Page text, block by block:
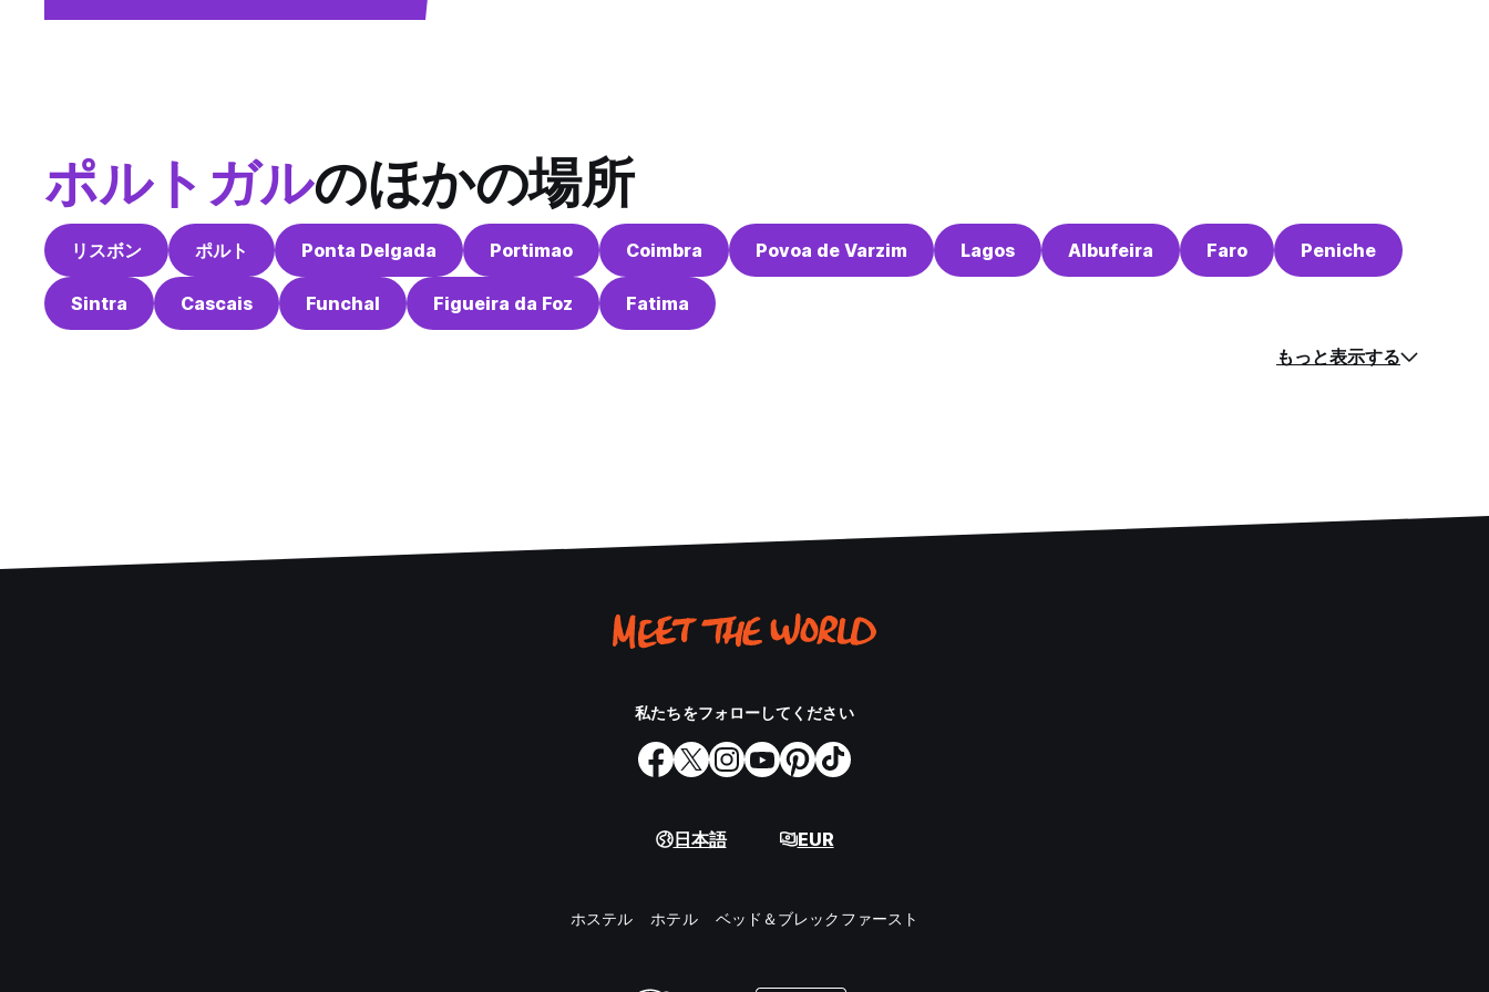
ポルトガルのほかの場所
リスボン ポルト Ponta Delgada Portimao Coimbra Povoa de Varzim Lagos Albufeira Faro Peniche
Sintra Cascais Funchal Figueira da Foz Fatima
もっと表示する
私たちをフォローしてください
日本語 EUR
ホステル ホテル ベッド＆ブレックファースト